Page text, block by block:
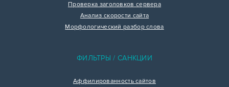
Проверка заголовков сервера
Анализ скорости сайта
Морфологический разбор слова
ФИЛЬТРЫ / САНКЦИИ
Аффилированность сайтов